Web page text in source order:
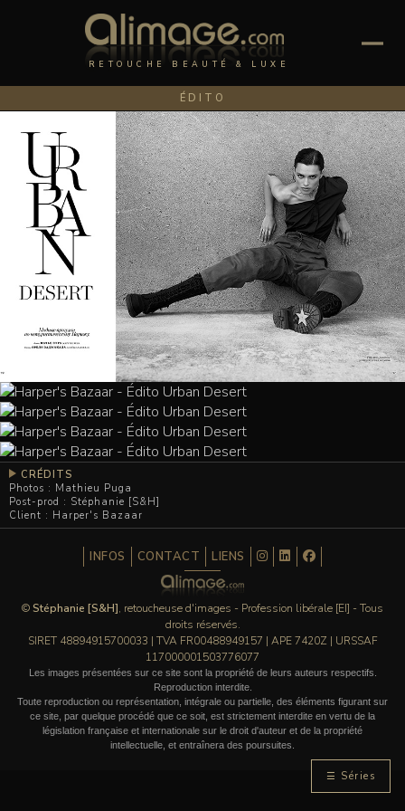
RETOUCHE BEAUTÉ & LUXE
ÉDITO
CRÉDITS
Photos : Mathieu Puga
Post-prod : Stéphanie [S&H]
Client : Harper's Bazaar
☰ Séries
INFOS CONTACT LIENS
©Stéphanie [S&H], retoucheuse d'images - Profession libérale [EI] - Tous
droits réservés.
SIRET 48894915700033 | TVA FR00488949157 | APE 7420Z | URSSAF
117000001503776077
Les images présentées sur ce site sont la propriété de leurs auteurs respectifs.
Reproduction interdite.
Toute reproduction ou représentation, intégrale ou partielle, des éléments figurant sur
ce site, par quelque procédé que ce soit, est strictement interdite en vertu de la
législation française et internationale sur le droit d'auteur et de la propriété
intellectuelle, et entraînera des poursuites.